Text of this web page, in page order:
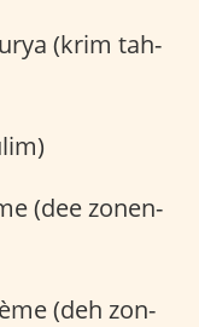
(krim tah-
(dee zonen-
(deh zon-